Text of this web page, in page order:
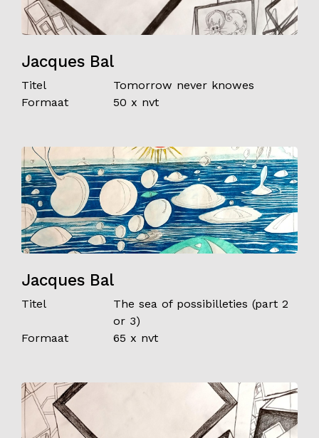
Jacques Bal
Titel
Tomorrow never knowes
Formaat
50 x nvt
Jacques Bal
Titel
The sea of possibilleties (part 2
or 3)
Formaat
65 x nvt